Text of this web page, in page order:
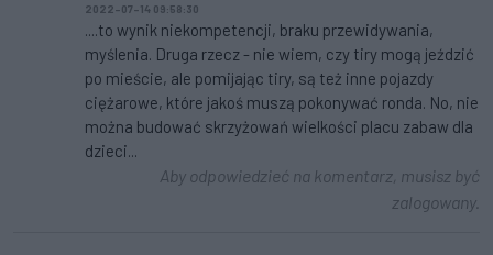
2022-07-14 09:58:30
....to wynik niekompetencji, braku przewidywania,
myślenia. Druga rzecz - nie wiem, czy tiry mogą jeździć
po mieście, ale pomijając tiry, są też inne pojazdy
ciężarowe, które jakoś muszą pokonywać ronda. No, nie
można budować skrzyżowań wielkości placu zabaw dla
dzieci...
Aby odpowiedzieć na komentarz, musisz być
zalogowany.